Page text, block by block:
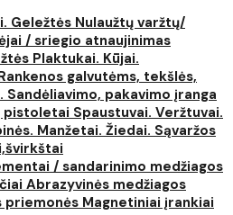
Geležtės Nulaužtų varžtų/
/ sriegio atnaujinimas
Plaktukai. Kūjai.
galvutėms, tekšlės,
Sandėliavimo, pakavimo įranga
pistoletai Spaustuvai. Veržtuvai.
Manžetai. Žiedai. Sąvaržos
/ sandarinimo medžiagos
Abrazyvinės medžiagos
priemonės Magnetiniai įrankiai